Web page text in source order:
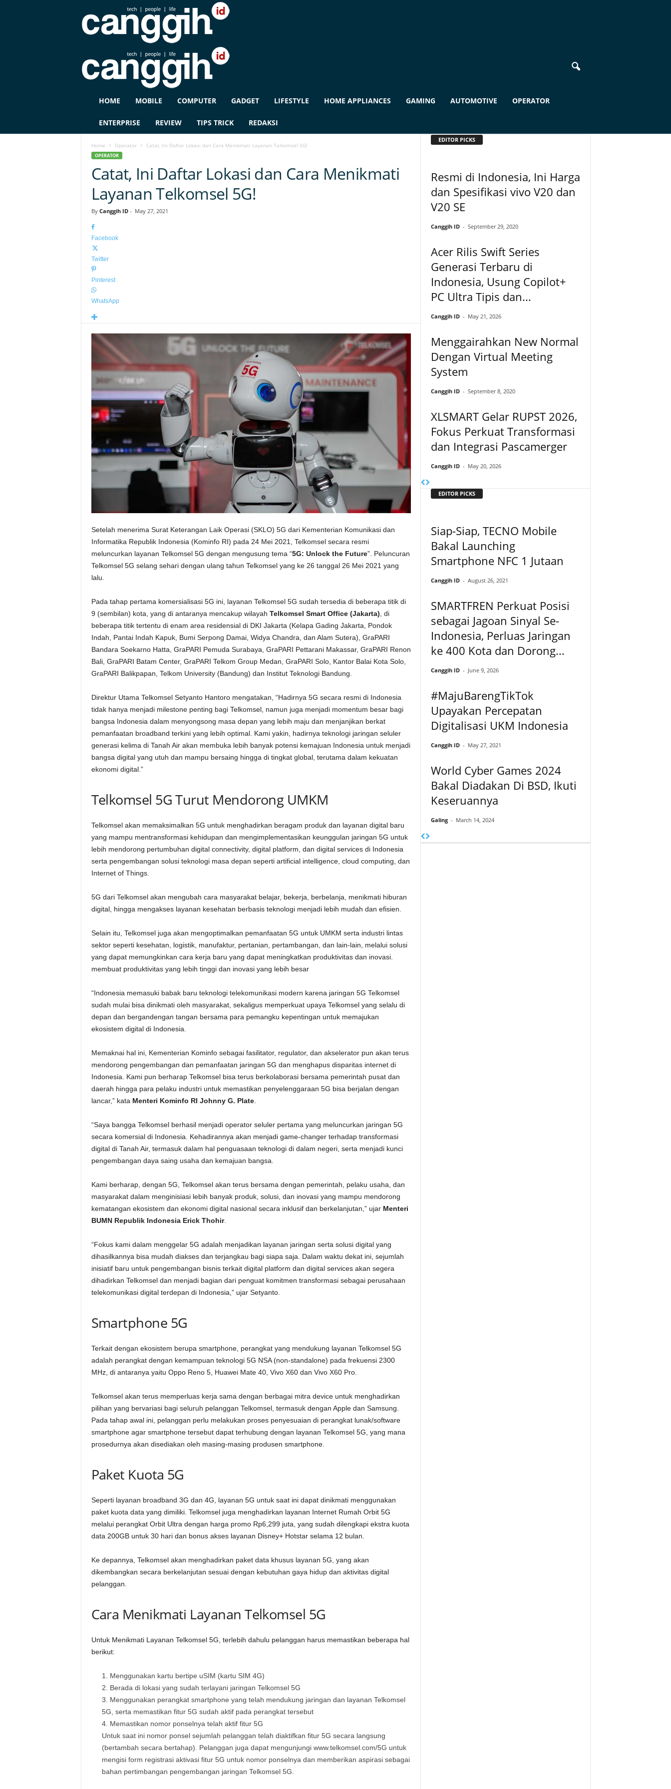
G
HOME MOBILE COMPUTER GADGET LIFESTYLE HOME APPLIANCES GAMING AUTOMOTIVE OPERATOR
ENTERPRISE REVIEW TIPS TRICK REDAKSI
Home Operator Catat, Ini Daftar Lokasi dan Cara Menikmati Layanan Telkomsel 5G!
OPERATOR
Catat, Ini Daftar Lokasi dan Cara Menikmati
Layanan Telkomsel 5G!
By Canggih ID- May 27, 2021
Facebook
Twitter
Pinterest
WhatsApp
Setelah menerima Surat Keterangan Laik Operasi (SKLO) 5G dari Kementerian Komunikasi dan
Informatika Republik Indonesia (Kominfo RI) pada 24 Mei 2021, Telkomsel secara resmi
meluncurkan layanan Telkomsel 5G dengan mengusung tema “5G: Unlock the Future”. Peluncuran
Telkomsel 5G selang sehari dengan ulang tahun Telkomsel yang ke 26 tanggal 26 Mei 2021 yang
lalu.
Pada tahap pertama komersialisasi 5G ini, layanan Telkomsel 5G sudah tersedia di beberapa titik di
9 (sembilan) kota, yang di antaranya mencakup wilayah Telkomsel Smart Office (Jakarta) , di
beberapa titik tertentu di enam area residensial di DKI Jakarta (Kelapa Gading Jakarta, Pondok
Indah, Pantai Indah Kapuk, Bumi Serpong Damai, Widya Chandra, dan Alam Sutera), GraPARI
Bandara Soekarno Hatta, GraPARI Pemuda Surabaya, GraPARI Pettarani Makassar, GraPARI Renon
Bali, GraPARI Batam Center, GraPARI Telkom Group Medan, GraPARI Solo, Kantor Balai Kota Solo,
GraPARI Balikpapan, Telkom University (Bandung) dan Institut Teknologi Bandung.
Direktur Utama Telkomsel Setyanto Hantoro mengatakan, “Hadirnya 5G secara resmi di Indonesia
tidak hanya menjadi milestone penting bagi Telkomsel, namun juga menjadi momentum besar bagi
bangsa Indonesia dalam menyongsong masa depan yang lebih maju dan menjanjikan berkat
pemanfaatan broadband terkini yang lebih optimal. Kami yakin, hadirnya teknologi jaringan seluler
generasi kelima di Tanah Air akan membuka lebih banyak potensi kemajuan Indonesia untuk menjadi
bangsa digital yang utuh dan mampu bersaing hingga di tingkat global, terutama dalam kekuatan
ekonomi digital.”
Telkomsel 5G Turut Mendorong UMKM
Telkomsel akan memaksimalkan 5G untuk menghadirkan beragam produk dan layanan digital baru
yang mampu mentransformasi kehidupan dan mengimplementasikan keunggulan jaringan 5G untuk
lebih mendorong pertumbuhan digital connectivity, digital platform, dan digital services di Indonesia
serta pengembangan solusi teknologi masa depan seperti artificial intelligence, cloud computing, dan
Internet of Things.
5G dari Telkomsel akan mengubah cara masyarakat belajar, bekerja, berbelanja, menikmati hiburan
digital, hingga mengakses layanan kesehatan berbasis teknologi menjadi lebih mudah dan efisien.
Selain itu, Telkomsel juga akan mengoptimalkan pemanfaatan 5G untuk UMKM serta industri lintas
sektor seperti kesehatan, logistik, manufaktur, pertanian, pertambangan, dan lain-lain, melalui solusi
yang dapat memungkinkan cara kerja baru yang dapat meningkatkan produktivitas dan inovasi.
membuat produktivitas yang lebih tinggi dan inovasi yang lebih besar
“Indonesia memasuki babak baru teknologi telekomunikasi modern karena jaringan 5G Telkomsel
sudah mulai bisa dinikmati oleh masyarakat, sekaligus memperkuat upaya Telkomsel yang selalu di
depan dan bergandengan tangan bersama para pemangku kepentingan untuk memajukan
ekosistem digital di Indonesia.
Memaknai hal ini, Kementerian Kominfo sebagai fasilitator, regulator, dan akselerator pun akan terus
mendorong pengembangan dan pemanfaatan jaringan 5G dan menghapus disparitas internet di
Indonesia. Kami pun berharap Telkomsel bisa terus berkolaborasi bersama pemerintah pusat dan
daerah hingga para pelaku industri untuk memastikan penyelenggaraan 5G bisa berjalan dengan
lancar,” kata Menteri Kominfo RI Johnny G. Plate.
“Saya bangga Telkomsel berhasil menjadi operator seluler pertama yang meluncurkan jaringan 5G
secara komersial di Indonesia. Kehadirannya akan menjadi game-changer terhadap transformasi
digital di Tanah Air, termasuk dalam hal penguasaan teknologi di dalam negeri, serta menjadi kunci
pengembangan daya saing usaha dan kemajuan bangsa.
Kami berharap, dengan 5G, Telkomsel akan terus bersama dengan pemerintah, pelaku usaha, dan
masyarakat dalam menginisiasi lebih banyak produk, solusi, dan inovasi yang mampu mendorong
kematangan ekosistem dan ekonomi digital nasional secara inklusif dan berkelanjutan,” ujar Menteri
BUMN Republik Indonesia Erick Thohir.
“Fokus kami dalam menggelar 5G adalah menjadikan layanan jaringan serta solusi digital yang
dihasilkannya bisa mudah diakses dan terjangkau bagi siapa saja. Dalam waktu dekat ini, sejumlah
inisiatif baru untuk pengembangan bisnis terkait digital platform dan digital services akan segera
dihadirkan Telkomsel dan menjadi bagian dari penguat komitmen transformasi sebagai perusahaan
telekomunikasi digital terdepan di Indonesia,” ujar Setyanto.
Smartphone 5G
Terkait dengan ekosistem berupa smartphone, perangkat yang mendukung layanan Telkomsel 5G
adalah perangkat dengan kemampuan teknologi 5G NSA (non-standalone) pada frekuensi 2300
MHz, di antaranya yaitu Oppo Reno 5, Huawei Mate 40, Vivo X60 dan Vivo X60 Pro.
Telkomsel akan terus memperluas kerja sama dengan berbagai mitra device untuk menghadirkan
pilihan yang bervariasi bagi seluruh pelanggan Telkomsel, termasuk dengan Apple dan Samsung.
Pada tahap awal ini, pelanggan perlu melakukan proses penyesuaian di perangkat lunak/software
smartphone agar smartphone tersebut dapat terhubung dengan layanan Telkomsel 5G, yang mana
prosedurnya akan disediakan oleh masing-masing produsen smartphone.
Paket Kuota 5G
Seperti layanan broadband 3G dan 4G, layanan 5G untuk saat ini dapat dinikmati menggunakan
paket kuota data yang dimiliki. Telkomsel juga menghadirkan layanan Internet Rumah Orbit 5G
melalui perangkat Orbit Ultra dengan harga promo Rp6,299 juta, yang sudah dilengkapi ekstra kuota
data 200GB untuk 30 hari dan bonus akses layanan Disney+ Hotstar selama 12 bulan.
Ke depannya, Telkomsel akan menghadirkan paket data khusus layanan 5G, yang akan
dikembangkan secara berkelanjutan sesuai dengan kebutuhan gaya hidup dan aktivitas digital
pelanggan.
Cara Menikmati Layanan Telkomsel 5G
Untuk Menikmati Layanan Telkomsel 5G, terlebih dahulu pelanggan harus memastikan beberapa hal
berikut:
Menggunakan kartu bertipe uSIM (kartu SIM 4G)
Berada di lokasi yang sudah terlayani jaringan Telkomsel 5G
Menggunakan perangkat smartphone yang telah mendukung jaringan dan layanan Telkomsel
5G, serta memastikan fitur 5G sudah aktif pada perangkat tersebut
Memastikan nomor ponselnya telah aktif fitur 5G
Untuk saat ini nomor ponsel sejumlah pelanggan telah diaktifkan fitur 5G secara langsung
(bertambah secara bertahap). Pelanggan juga dapat mengunjungi www.telkomsel.com/5G untuk
mengisi form registrasi aktivasi fitur 5G untuk nomor ponselnya dan memberikan aspirasi sebagai
bahan pertimbangan pengembangan jaringan Telkomsel 5G.
EDITOR PICKS
Resmi di Indonesia, Ini Harga
dan Spesifikasi vivo V20 dan
V20 SE
Canggih ID - September 29, 2020
Acer Rilis Swift Series
Generasi Terbaru di
Indonesia, Usung Copilot+
PC Ultra Tipis dan...
Canggih ID - May 21, 2026
Menggairahkan New Normal
Dengan Virtual Meeting
System
Canggih ID - September 8, 2020
XLSMART Gelar RUPST 2026,
Fokus Perkuat Transformasi
dan Integrasi Pascamerger
Canggih ID - May 20, 2026
EDITOR PICKS
Siap-Siap, TECNO Mobile
Bakal Launching
Smartphone NFC 1 Jutaan
Canggih ID - August 26, 2021
SMARTFREN Perkuat Posisi
sebagai Jagoan Sinyal Se-
Indonesia, Perluas Jaringan
ke 400 Kota dan Dorong...
Canggih ID - June 9, 2026
#MajuBarengTikTok
Upayakan Percepatan
Digitalisasi UKM Indonesia
Canggih ID - May 27, 2021
World Cyber Games 2024
Bakal Diadakan Di BSD, Ikuti
Keseruannya
Galing - March 14, 2024